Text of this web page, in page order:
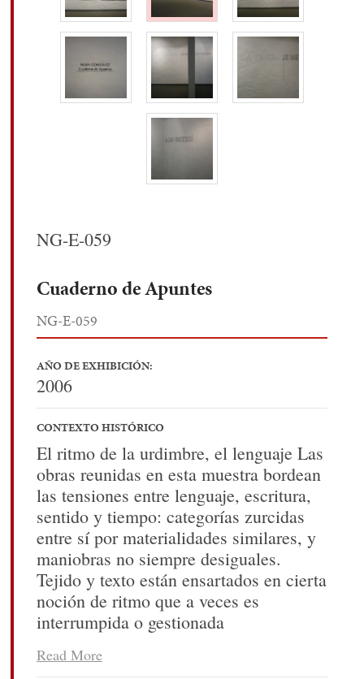
NG-E-059
Cuaderno de Apuntes
NG-E-059
AÑO DE EXHIBICIÓN:
2006
CONTEXTO HISTÓRICO
El ritmo de la urdimbre, el lenguaje Las
obras reunidas en esta muestra bordean
las tensiones entre lenguaje, escritura,
sentido y tiempo: categorías zurcidas
entre sí por materialidades similares, y
maniobras no siempre desiguales.
Tejido y texto están ensartados en cierta
noción de ritmo que a veces es
interrumpida o gestionada
la urdimbre, que las tramas atraviesan
Read More